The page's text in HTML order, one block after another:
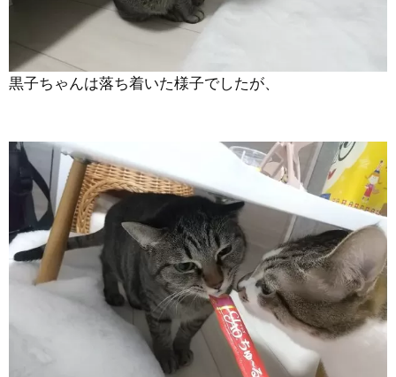
黒子ちゃんは落ち着いた様子でしたが、